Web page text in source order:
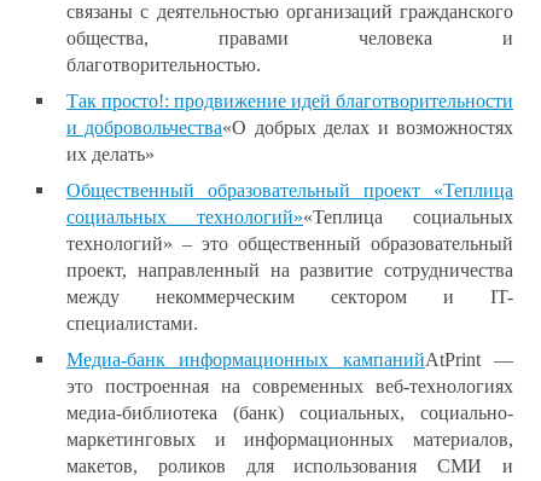
связаны с деятельностью организаций гражданского
общества, правами человека и
благотворительностью.
Так просто!: продвижение идей благотворительности
и добровольчества«О добрых делах и возможностях
их делать»
Общественный образовательный проект «Теплица
социальных технологий»«Теплица социальных
технологий» – это общественный образовательный
проект, направленный на развитие сотрудничества
между некоммерческим сектором и IT-
специалистами.
Медиа-банк информационных кампанийAtPrint —
это построенная на современных веб-технологиях
медиа-библиотека (банк) социальных, социально-
маркетинговых и информационных материалов,
макетов, роликов для использования СМИ и